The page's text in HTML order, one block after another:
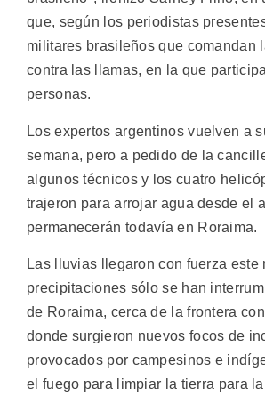
que, según los periodistas
militares brasileños que comandan
contra las llamas, en la que
personas.
Los expertos argentinos vuelven a
semana, pero a pedido de la
algunos técnicos y los cuatro
trajeron para arrojar agua desde el
permanecerán todavía en Roraima.
Las lluvias llegaron con fuerza este
precipitaciones sólo se han
de Roraima, cerca de la frontera
donde surgieron nuevos focos de
provocados por campesinos e
el fuego para limpiar la tierra para